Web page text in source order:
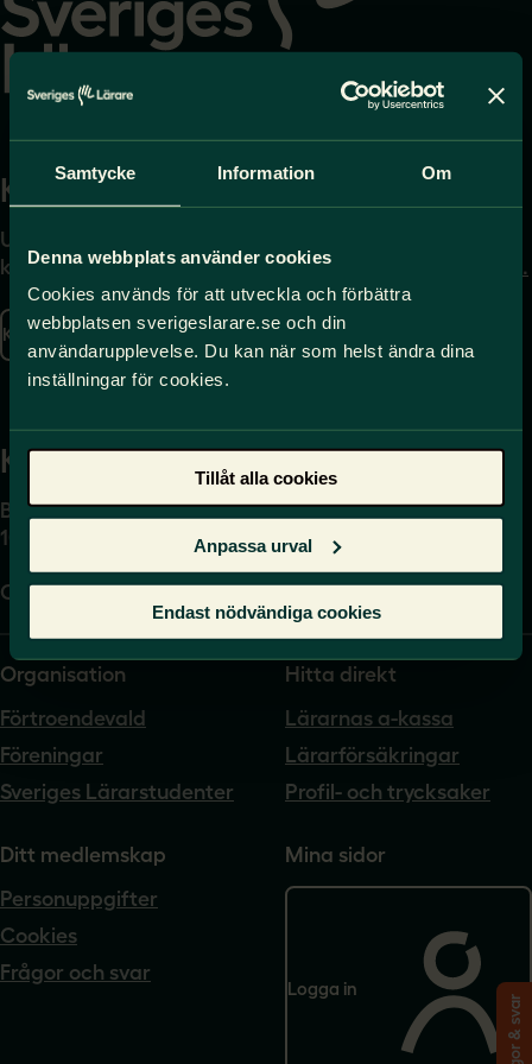
Samtycke Information Om
Denna webbplats använder cookies
Cookies används för att utveckla och förbättra
webbplatsen sverigeslarare.se och din
användarupplevelse. Du kan när som helst ändra dina
inställningar för cookies.
Tillåt alla cookies
Anpassa urval
Endast nödvändiga cookies
Kontakta
Uppgifter om hur du
kontaktar oss finns här.
Kontakta oss
Press
på press@sverigeslarare.
se
Presskontakt
Kansli
Box 17061
104 62 Stockholm
Org.nr. 802540-5542
Organisation
Förtroendevald
Föreningar
Sveriges Lärarstudenter
Hitta direkt
Lärarnas a-kassa
Lärarförsäkringar
Profil- och trycksaker
Ditt medlemskap
Personuppgifter
Cookies
Frågor och svar
Mina sidor
Logga in
Frågor & svar